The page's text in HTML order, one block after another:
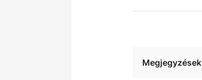
Megjegyzések